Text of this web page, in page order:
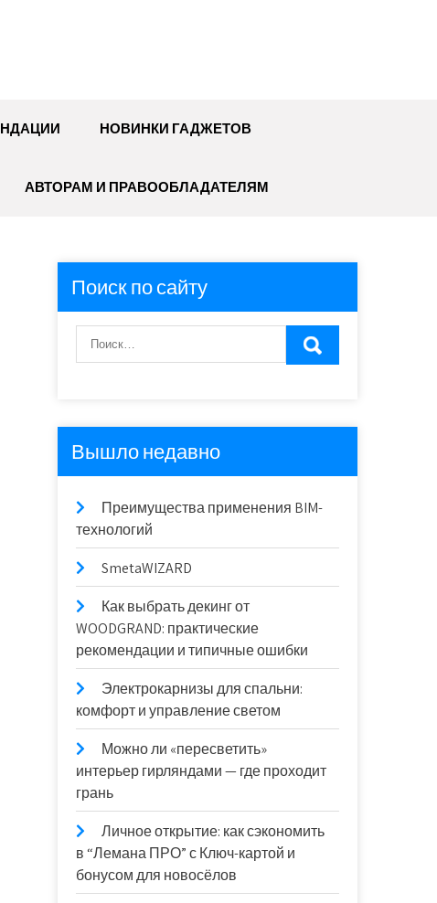
НОВИНКИ ГАДЖЕТОВ
АВТОРАМ И ПРАВООБЛАДАТЕЛЯМ
Поиск по сайту
Вышло недавно
Преимущества применения BIM-
технологий
SmetaWIZARD
Как выбрать декинг от
WOODGRAND: практические
рекомендации и типичные ошибки
Электрокарнизы для спальни:
комфорт и управление светом
Можно ли «пересветить»
интерьер гирляндами — где проходит
грань
Личное открытие: как сэкономить
в “Лемана ПРО” с Ключ-картой и
бонусом для новосёлов